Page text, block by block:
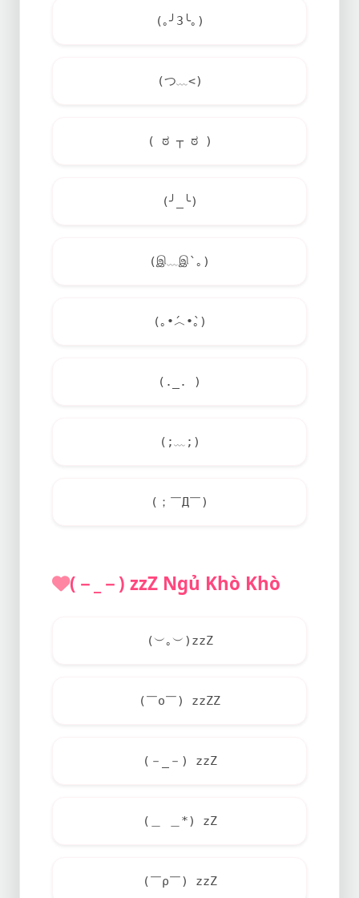
(｡╯3╰｡)
(つ﹏<)
( ಠ ┬ ಠ )
(╯_╰)
(இ﹏இ`｡)
(｡•́︿•̀｡)
(._. )
(;﹏;)
(；￣Д￣)
(－_－) zzZ Ngủ Khò Khò
(︶｡︶)zzZ
(￣o￣) zzZZ
(－_－) zzZ
(＿ ＿*) zZ
(￣ρ￣) zzZ